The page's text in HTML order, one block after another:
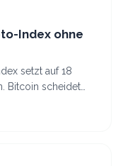
Index ohne
setzt auf 18
Bitcoin scheidet
dem.